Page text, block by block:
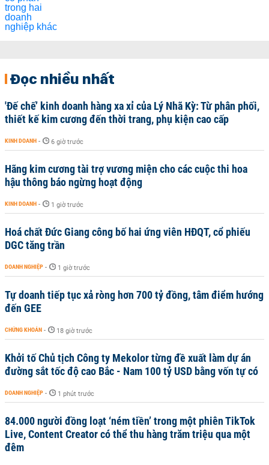
Đọc nhiều nhất
'Đế chế’ kinh doanh hàng xa xỉ của Lý Nhã Kỳ: Từ phân phối,
thiết kế kim cương đến thời trang, phụ kiện cao cấp
KINH DOANH - 6 giờ trước
Hãng kim cương tài trợ vương miện cho các cuộc thi hoa
hậu thông báo ngừng hoạt động
KINH DOANH - 1 giờ trước
Hoá chất Đức Giang công bố hai ứng viên HĐQT, cổ phiếu
DGC tăng trần
DOANH NGHIỆP - 1 giờ trước
Tự doanh tiếp tục xả ròng hơn 700 tỷ đồng, tâm điểm hướng
đến GEE
CHỨNG KHOÁN - 18 giờ trước
Khởi tố Chủ tịch Công ty Mekolor từng đề xuất làm dự án
đường sắt tốc độ cao Bắc - Nam 100 tỷ USD bằng vốn tự có
DOANH NGHIỆP - 1 phút trước
84.000 người đồng loạt ‘ném tiền’ trong một phiên TikTok
Live, Content Creator có thể thu hàng trăm triệu qua một
đêm